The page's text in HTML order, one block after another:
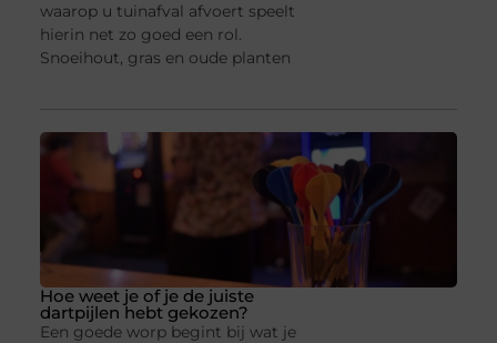
waarop u tuinafval afvoert speelt
hierin net zo goed een rol.
Snoeihout, gras en oude planten
Hoe weet je of je de juiste
dartpijlen hebt gekozen?
Een goede worp begint bij wat je